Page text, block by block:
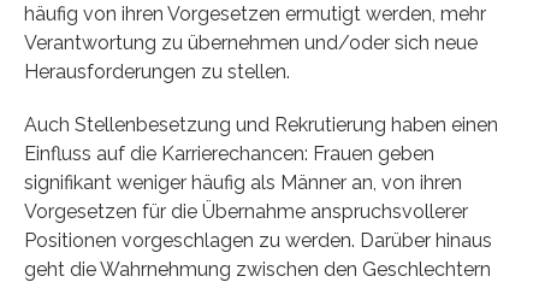
häufig von ihren Vorgesetzen ermutigt werden, mehr
Verantwortung zu übernehmen und/oder sich neue
Herausforderungen zu stellen.
Auch Stellenbesetzung und Rekrutierung haben einen
Einfluss auf die Karrierechancen: Frauen geben
signifikant weniger häufig als Männer an, von ihren
Vorgesetzen für die Übernahme anspruchsvollerer
Positionen vorgeschlagen zu werden. Darüber hinaus
geht die Wahrnehmung zwischen den Geschlechtern